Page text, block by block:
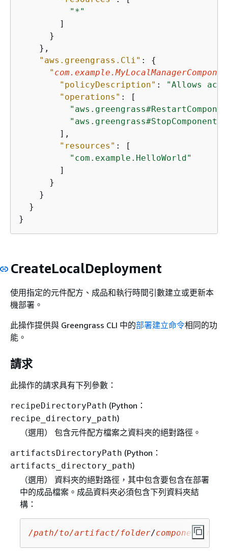
"*"
        ]
      }
    },
"aws.greengrass.Cli" : {
"
"policyDescription" :
"Allows
"operations" : [
"aws.greengrass#StopComponent"
        ],
"resources" : [
"com.example.HelloWorld"
        ]
      }
    }
  }
}
CreateLocalDeployment
使用指定的元件配方、成品和執行時間引數建立或更新本
機部署。
此操作提供與 Greengrass CLI 中的部署建立命令相同的功
能。
請求
此操作的請求具有下列參數：
recipeDirectoryPath (Python：
recipe_directory_path)
（選用） 包含元件配方檔案之資料夾的絕對路徑。
artifactsDirectoryPath (Python：
artifacts_directory_path)
（選用） 資料夾的絕對路徑，其中包含要包含在部署
中的成品檔案。成品資料夾必須包含下列資料夾結
構：
/path/to/artifact/folder/component-name